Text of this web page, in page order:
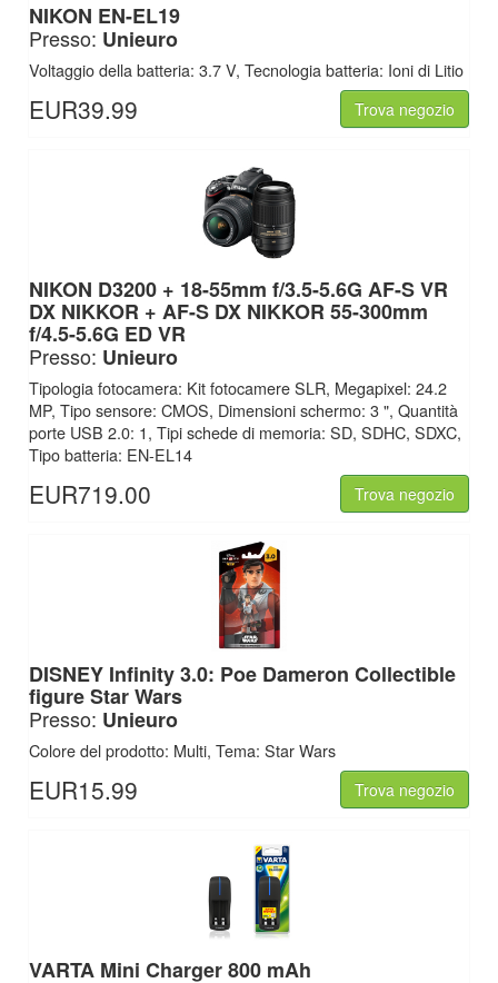
NIKON EN-EL19
Presso: Unieuro
Voltaggio della batteria: 3.7 V, Tecnologia batteria: Ioni di Litio
EUR39.99 Trova negozio
NIKON D3200 + 18-55mm f/3.5-5.6G AF-S VR
DX NIKKOR + AF-S DX NIKKOR 55-300mm
f/4.5-5.6G ED VR
Presso: Unieuro
Tipologia fotocamera: Kit fotocamere SLR, Megapixel: 24.2
MP, Tipo sensore: CMOS, Dimensioni schermo: 3 ", Quantità
porte USB 2.0: 1, Tipi schede di memoria: SD, SDHC, SDXC,
Tipo batteria: EN-EL14
EUR719.00 Trova negozio
DISNEY Infinity 3.0: Poe Dameron Collectible
figure Star Wars
Presso: Unieuro
Colore del prodotto: Multi, Tema: Star Wars
EUR15.99 Trova negozio
VARTA Mini Charger 800 mAh